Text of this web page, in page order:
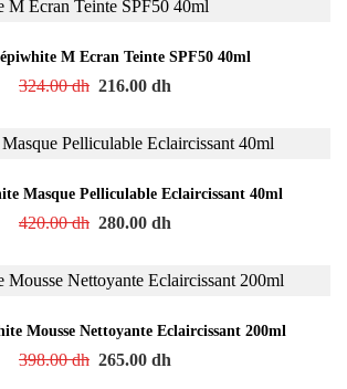
M Ecran Teinte SPF50 40ml
324.00dh 216.00 dh
Masque Pelliculable Eclaircissant 40ml
420.00dh 280.00 dh
Mousse Nettoyante Eclaircissant 200ml
398.00dh 265.00 dh